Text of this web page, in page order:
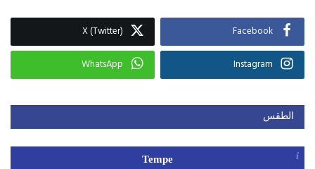
Facebook
X (Twitter)
Instagram
WhatsApp
الطقس
Tempe